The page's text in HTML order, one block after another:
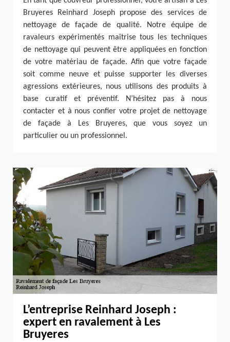
Bruyeres Reinhard Joseph propose des services de
nettoyage de façade de qualité. Notre équipe de
ravaleurs expérimentés maîtrise tous les techniques
de nettoyage qui peuvent être appliquées en fonction
de votre matériau de façade. Afin que votre façade
soit comme neuve et puisse supporter les diverses
agressions extérieures, nous utilisons des produits à
base curatif et préventif. N’hésitez pas à nous
contacter et à nous confier votre projet de nettoyage
de façade à Les Bruyeres, que vous soyez un
particulier ou un professionnel.
L’entreprise Reinhard Joseph :
expert en ravalement à Les
Bruyeres